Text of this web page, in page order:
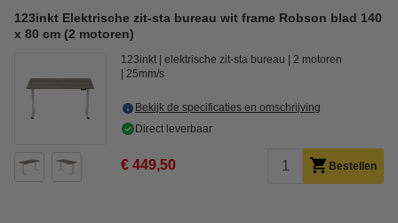
123inkt Elektrische zit-sta bureau wit frame Robson blad 140
x 80 cm (2 motoren)
123inkt elektrische zit-sta bureau
2 motoren
25mm/s
Bekijk de specificaties en omschrijving
Direct leverbaar
€ 449,50 Bestellen